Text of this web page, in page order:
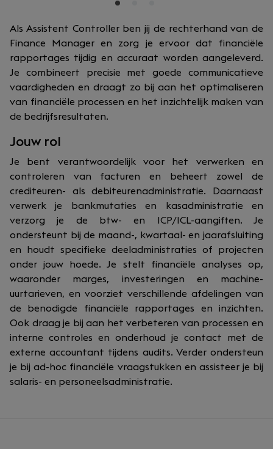
Als Assistent Controller ben jij de rechterhand van de
Finance Manager en zorg je ervoor dat financiële
rapportages tijdig en accuraat worden aangeleverd.
Je combineert precisie met goede communicatieve
vaardigheden en draagt zo bij aan het optimaliseren
van financiële processen en het inzichtelijk maken van
de bedrijfsresultaten.
Jouw rol
Je bent verantwoordelijk voor het verwerken en
controleren van facturen en beheert zowel de
crediteuren- als debiteurenadministratie. Daarnaast
verwerk je bankmutaties en kasadministratie en
verzorg je de btw- en ICP/ICL-aangiften. Je
ondersteunt bij de maand-, kwartaal- en jaarafsluiting
en houdt specifieke deeladministraties of projecten
onder jouw hoede. Je stelt financiële analyses op,
waaronder marges, investeringen en machine-
uurtarieven, en voorziet verschillende afdelingen van
de benodigde financiële rapportages en inzichten.
Ook draag je bij aan het verbeteren van processen en
interne controles en onderhoud je contact met de
externe accountant tijdens audits. Verder ondersteun
je bij ad-hoc financiële vraagstukken en assisteer je bij
salaris- en personeelsadministratie.